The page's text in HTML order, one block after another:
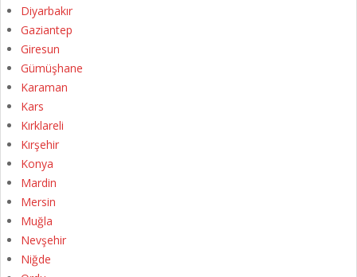
Diyarbakır
Gaziantep
Giresun
Gümüşhane
Karaman
Kars
Kırklareli
Kırşehir
Konya
Mardin
Mersin
Muğla
Nevşehir
Niğde